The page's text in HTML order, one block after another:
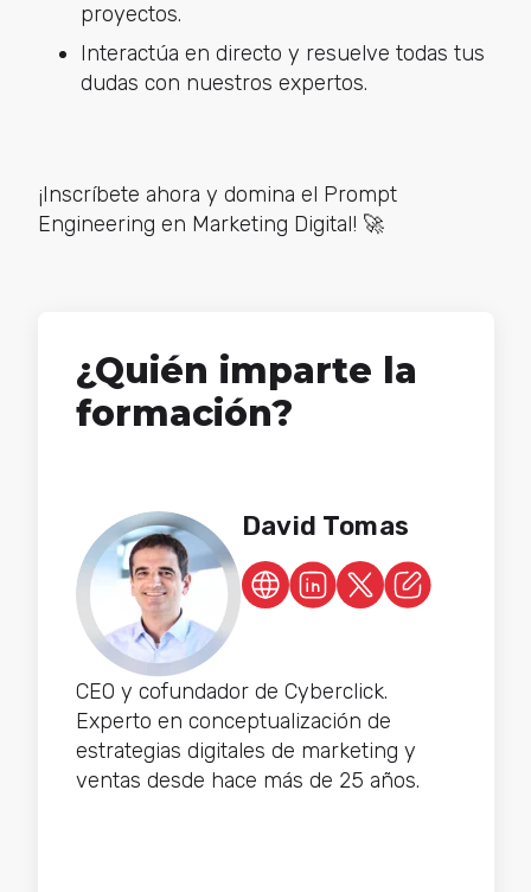
proyectos.
Interactúa en directo y resuelve todas tus
dudas con nuestros expertos.
¡Inscríbete ahora y domina el Prompt
Engineering en Marketing Digital! 🚀
¿Quién imparte la
formación?
David Tomas
CEO y cofundador de Cyberclick.
Experto en conceptualización de
estrategias digitales de marketing y
ventas desde hace más de 25 años.